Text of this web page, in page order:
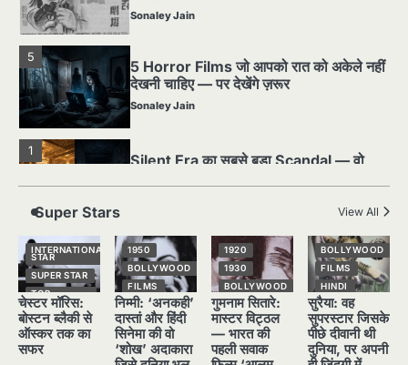
देखनी चाहिए — पर देखेंगे ज़रूर
1
Silent Era का सबसे बड़ा Scandal — वो
घटना जिसने Hollywood को हिला दिया
Sonaley Jain
पसीने और खून से लिखी गई मूक सिनेमा की कहानी:
3
जब एक बादशाह को भीड़ में खड़ा होना पड़ा —
The Last Command (1928) Review
Sonaley Jain
4
Super Stars View All
INTERNATIONAL
STAR
SUPER STAR
TOP
STORIES
चेस्टर मॉरिस:
बोस्टन ब्लैकी से
ऑस्कर तक का
सफर
1950
BOLLYWOOD
FILMS
HINDI
NATIONAL
STAR
POPULAR
निम्मी: ‘अनकही’
दास्तां और हिंदी
सिनेमा की वो
‘शोख’ अदाकारा
1920
1930
BOLLYWOOD
HINDI
NATIONAL
STAR
OLD FILMS
गुमनाम सितारे:
मास्टर विट्ठल
— भारत की
पहली सवाक
BOLLYWOOD
FILMS
HINDI
NATIONAL
STAR
SUPER STAR
TOP
STORIES
सुरैया: वह
सुपरस्टार जिसके
पीछे दीवानी थी
दुनिया, पर अपनी